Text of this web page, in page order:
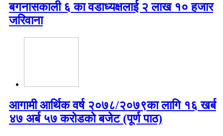
बगनासकाली ६ का वडाध्यक्षलाई २ लाख १० हजार
जरिवाना
आगामी आर्थिक वर्ष २०७८/२०७९का लागि १६ खर्ब
४७ अर्ब ५७ करोडको बजेट (पूर्ण पाठ)